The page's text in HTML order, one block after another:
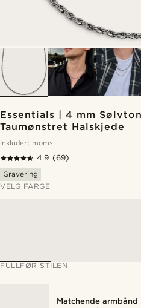
Essentials | 4 mm
Taumønstret Halskjede
Inkludert moms
4.9 (69)
Gravering
VELG FARGE
FULLFØR STILEN
Matchende armbånd